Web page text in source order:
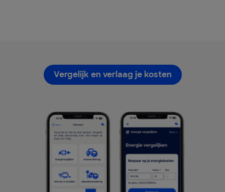
Vergelijk en verlaag je kosten